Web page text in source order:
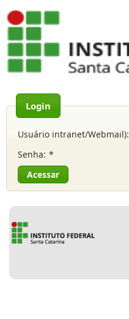
Login
Usuário intranet/Webmail):
Senha: *
Acessar